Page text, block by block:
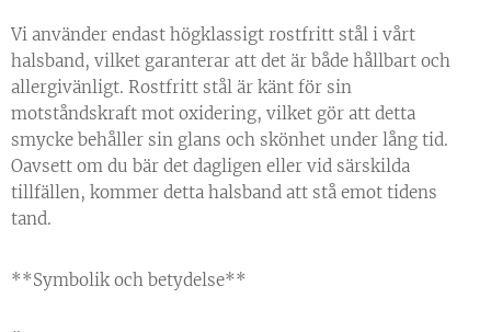
Vi använder endast högklassigt rostfritt stål i vårt
halsband, vilket garanterar att det är både hållbart och
allergivänligt. Rostfritt stål är känt för sin
motståndskraft mot oxidering, vilket gör att detta
smycke behåller sin glans och skönhet under lång tid.
Oavsett om du bär det dagligen eller vid särskilda
tillfällen, kommer detta halsband att stå emot tidens
tand.
**Symbolik och betydelse**